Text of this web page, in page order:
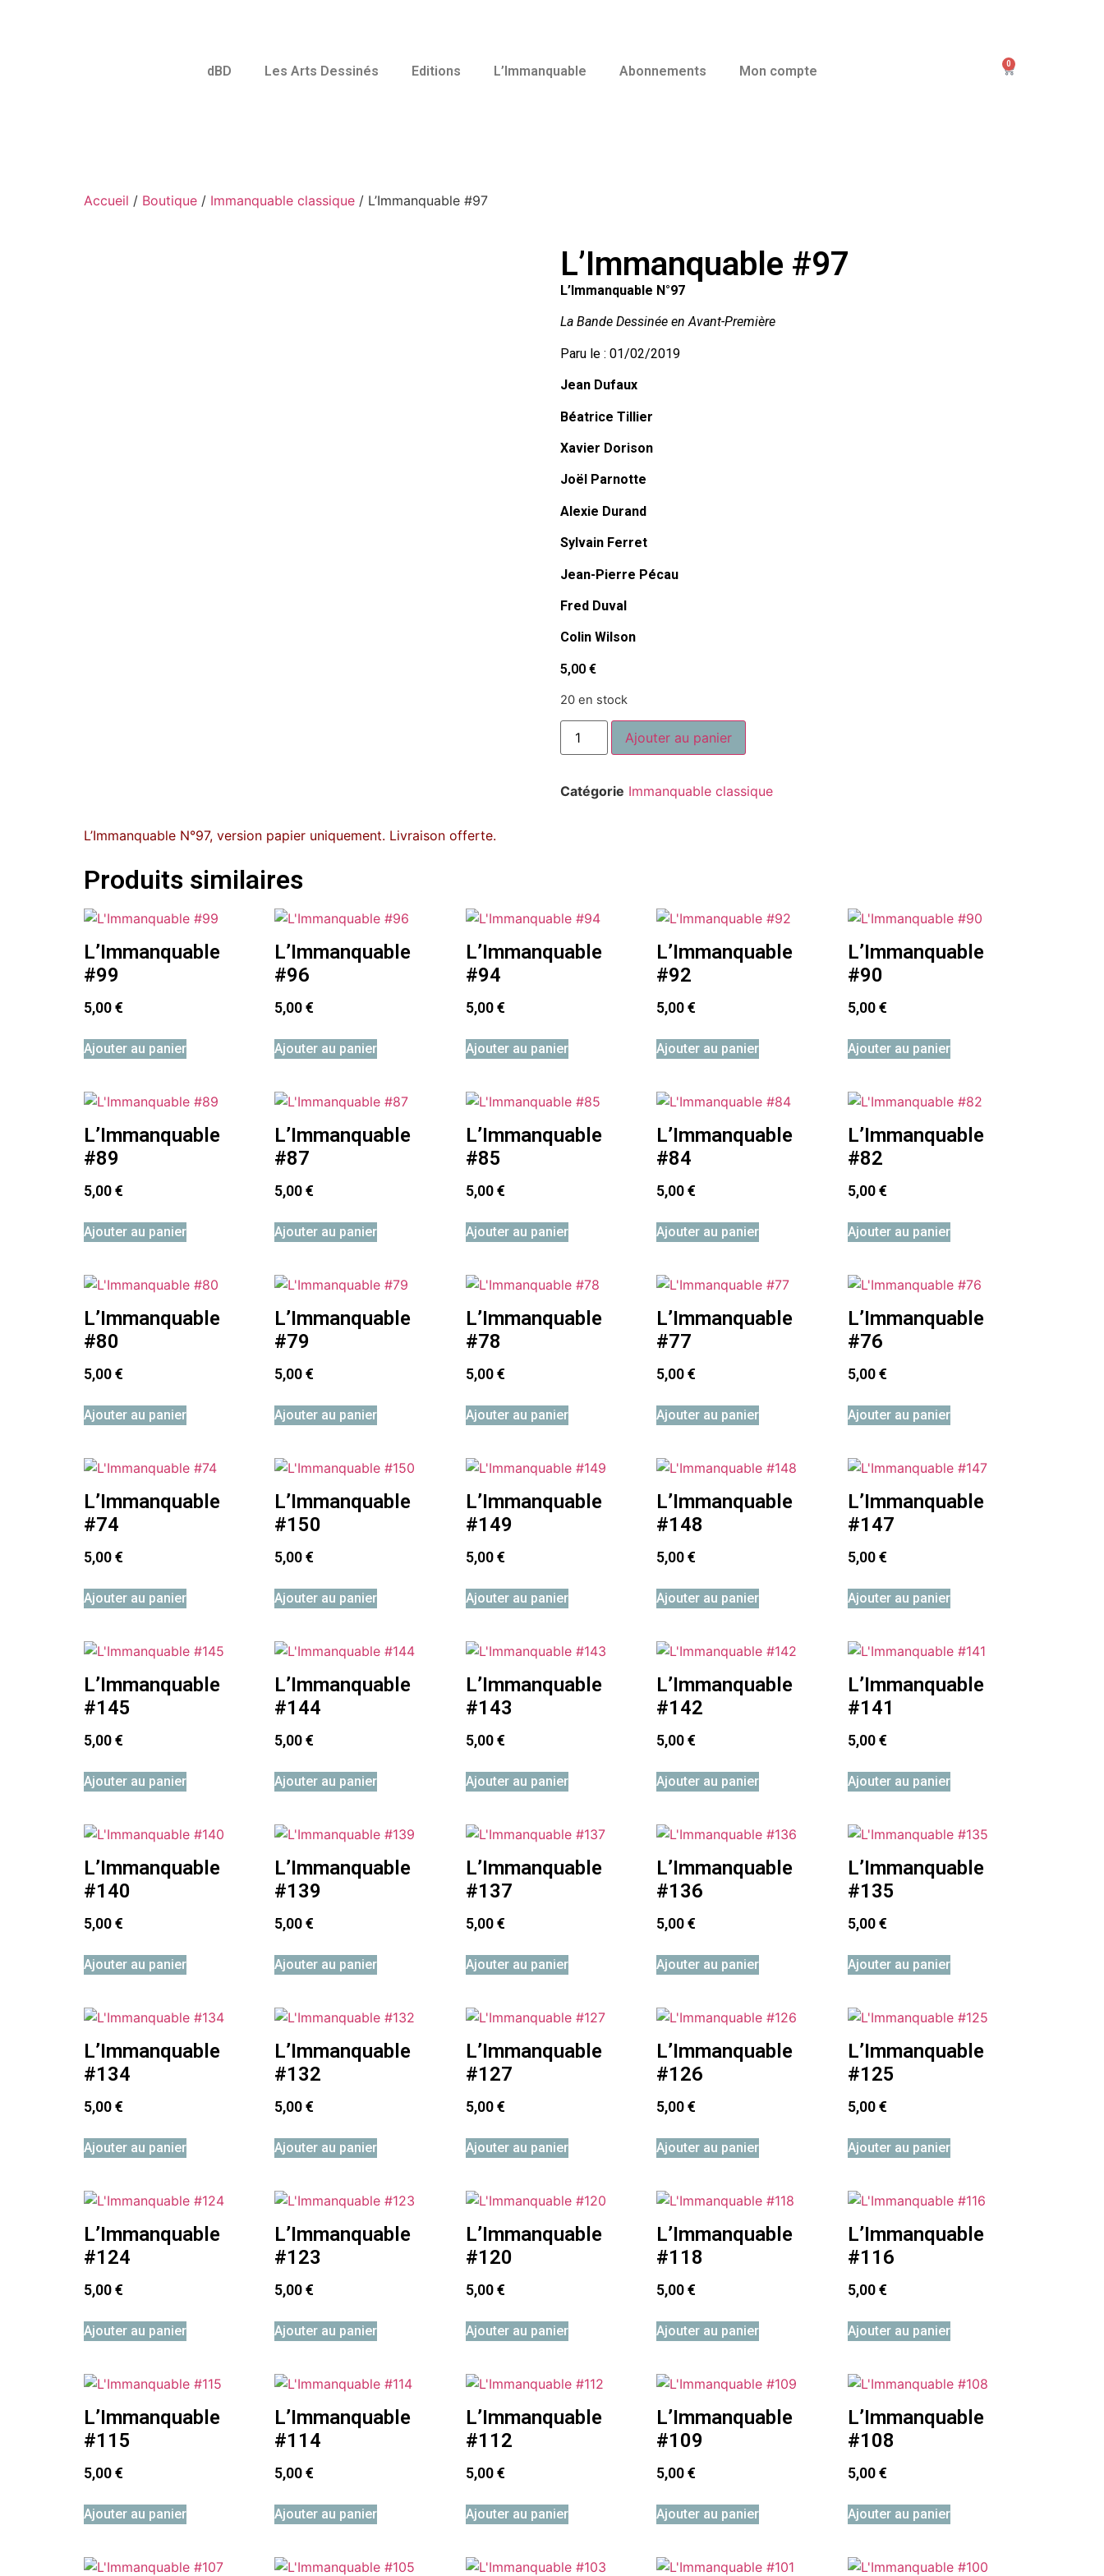
dBD Les Arts Dessinés Editions L’Immanquable Abonnements Mon compte 0
Accueil / Boutique / Immanquable classique / L’Immanquable #97
L’Immanquable #97
L’Immanquable N°97
La Bande Dessinée en Avant-Première
Paru le : 01/02/2019
Jean Dufaux
Béatrice Tillier
Xavier Dorison
Joël Parnotte
Alexie Durand
Sylvain Ferret
Jean-Pierre Pécau
Fred Duval
Colin Wilson
5,00 €
20 en stock
Ajouter au panier
Catégorie Immanquable classique
L’Immanquable N°97, version papier uniquement. Livraison offerte.
Produits similaires
L’Immanquable
#99
5,00€
Ajouter au panier
L’Immanquable
#96
5,00€
Ajouter au panier
L’Immanquable
#94
5,00€
Ajouter au panier
L’Immanquable
#92
5,00€
Ajouter au panier
L’Immanquable
#90
5,00€
Ajouter au panier
L’Immanquable
#89
5,00€
Ajouter au panier
L’Immanquable
#87
5,00€
Ajouter au panier
L’Immanquable
#85
5,00€
Ajouter au panier
L’Immanquable
#84
5,00€
Ajouter au panier
L’Immanquable
#82
5,00€
Ajouter au panier
L’Immanquable
#80
5,00€
Ajouter au panier
L’Immanquable
#79
5,00€
Ajouter au panier
L’Immanquable
#78
5,00€
Ajouter au panier
L’Immanquable
#77
5,00€
Ajouter au panier
L’Immanquable
#76
5,00€
Ajouter au panier
L’Immanquable
#74
5,00€
Ajouter au panier
L’Immanquable
#150
5,00€
Ajouter au panier
L’Immanquable
#149
5,00€
Ajouter au panier
L’Immanquable
#148
5,00€
Ajouter au panier
L’Immanquable
#147
5,00€
Ajouter au panier
L’Immanquable
#145
5,00€
Ajouter au panier
L’Immanquable
#144
5,00€
Ajouter au panier
L’Immanquable
#143
5,00€
Ajouter au panier
L’Immanquable
#142
5,00€
Ajouter au panier
L’Immanquable
#141
5,00€
Ajouter au panier
L’Immanquable
#140
5,00€
Ajouter au panier
L’Immanquable
#139
5,00€
Ajouter au panier
L’Immanquable
#137
5,00€
Ajouter au panier
L’Immanquable
#136
5,00€
Ajouter au panier
L’Immanquable
#135
5,00€
Ajouter au panier
L’Immanquable
#134
5,00€
Ajouter au panier
L’Immanquable
#132
5,00€
Ajouter au panier
L’Immanquable
#127
5,00€
Ajouter au panier
L’Immanquable
#126
5,00€
Ajouter au panier
L’Immanquable
#125
5,00€
Ajouter au panier
L’Immanquable
#124
5,00€
Ajouter au panier
L’Immanquable
#123
5,00€
Ajouter au panier
L’Immanquable
#120
5,00€
Ajouter au panier
L’Immanquable
#118
5,00€
Ajouter au panier
L’Immanquable
#116
5,00€
Ajouter au panier
L’Immanquable
#115
5,00€
Ajouter au panier
L’Immanquable
#114
5,00€
Ajouter au panier
L’Immanquable
#112
5,00€
Ajouter au panier
L’Immanquable
#109
5,00€
Ajouter au panier
L’Immanquable
#108
5,00€
Ajouter au panier